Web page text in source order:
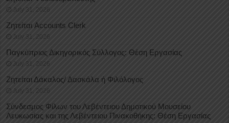
July 31, 2026
Ζητείται Accounts Clerk
July 31, 2026
Παγκύπριος Δικηγορικός Σύλλογος: Θέση Εργασίας
July 31, 2026
Ζητείται Δάκαλος/ Δασκάλα ή Φιλόλογος
July 31, 2026
Σύνδεσμος Φίλων του Λεβέντειου Δημοτικού Μουσείου
Λευκωσίας και της Λεβέντειου Πινακοθήκης: Θέση Εργασίας